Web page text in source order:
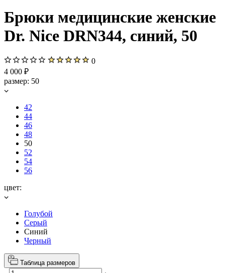
Брюки медицинские женские
Dr. Nice DRN344, синий, 50
0
4 000 ₽
размер: 50
42
44
46
48
50
52
54
56
цвет:
Голубой
Серый
Синий
Черный
Таблица размеров